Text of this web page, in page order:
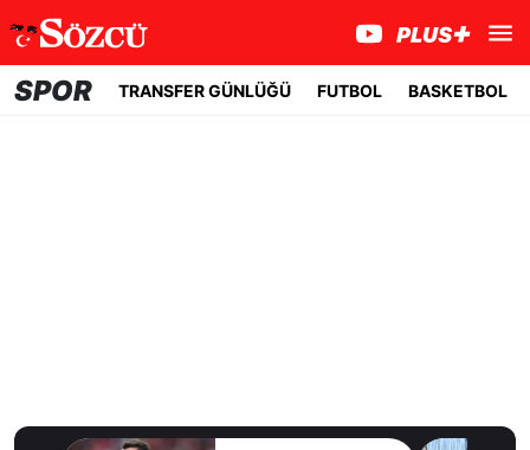
SPOR TRANSFER GÜNLÜĞÜ FUTBOL BASKETBOL